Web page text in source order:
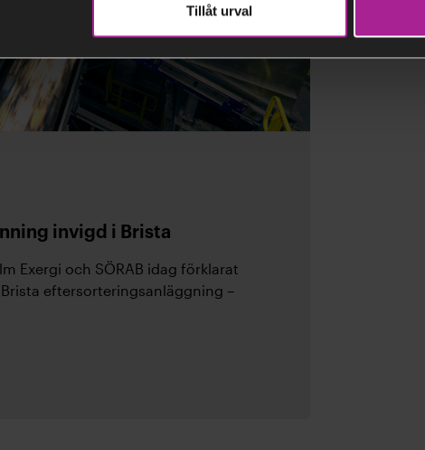
Tillåt urval
invigd i Brista
Exergi och SÖRAB idag förklarat
eftersorteringsanläggning –